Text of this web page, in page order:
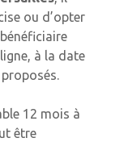
ou d’opter
à la date
12 mois à
être